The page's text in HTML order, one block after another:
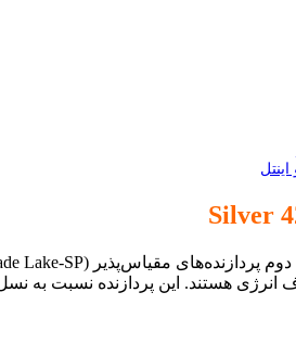
Silver
انرژی هستند. این پردازنده نسبت